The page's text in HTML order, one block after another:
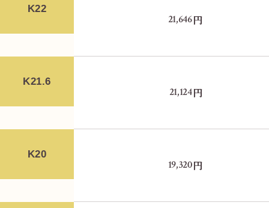
K22
21,646円
K21.6
21,124円
K20
19,320円